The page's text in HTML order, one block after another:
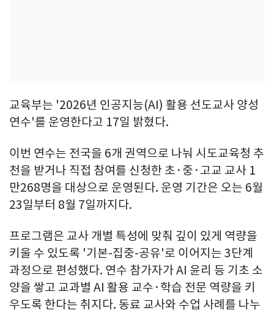
교육부는 '2026년 인공지능(AI) 활용 선도교사 양성
연수'를 운영한다고 17일 밝혔다.
이번 연수는 전국을 6개 권역으로 나눠 시도교육청 추
천을 받거나 직접 참여를 신청한 초·중·고교 교사 1
만268명을 대상으로 운영된다. 운영 기간은 오는 6월
23일부터 8월 7일까지다.
프로그램은 교사 개별 특성에 맞춰 깊이 있게 역량을
키울 수 있도록 '기본-집중-공유'로 이어지는 3단계
과정으로 편성했다. 연수 참가자가 AI 윤리 등 기초 소
양을 쌓고 교과별 AI 활용 교수·학습 전문 역량을 키
우도록 한다는 취지다. 동료 교사와 수업 사례를 나누